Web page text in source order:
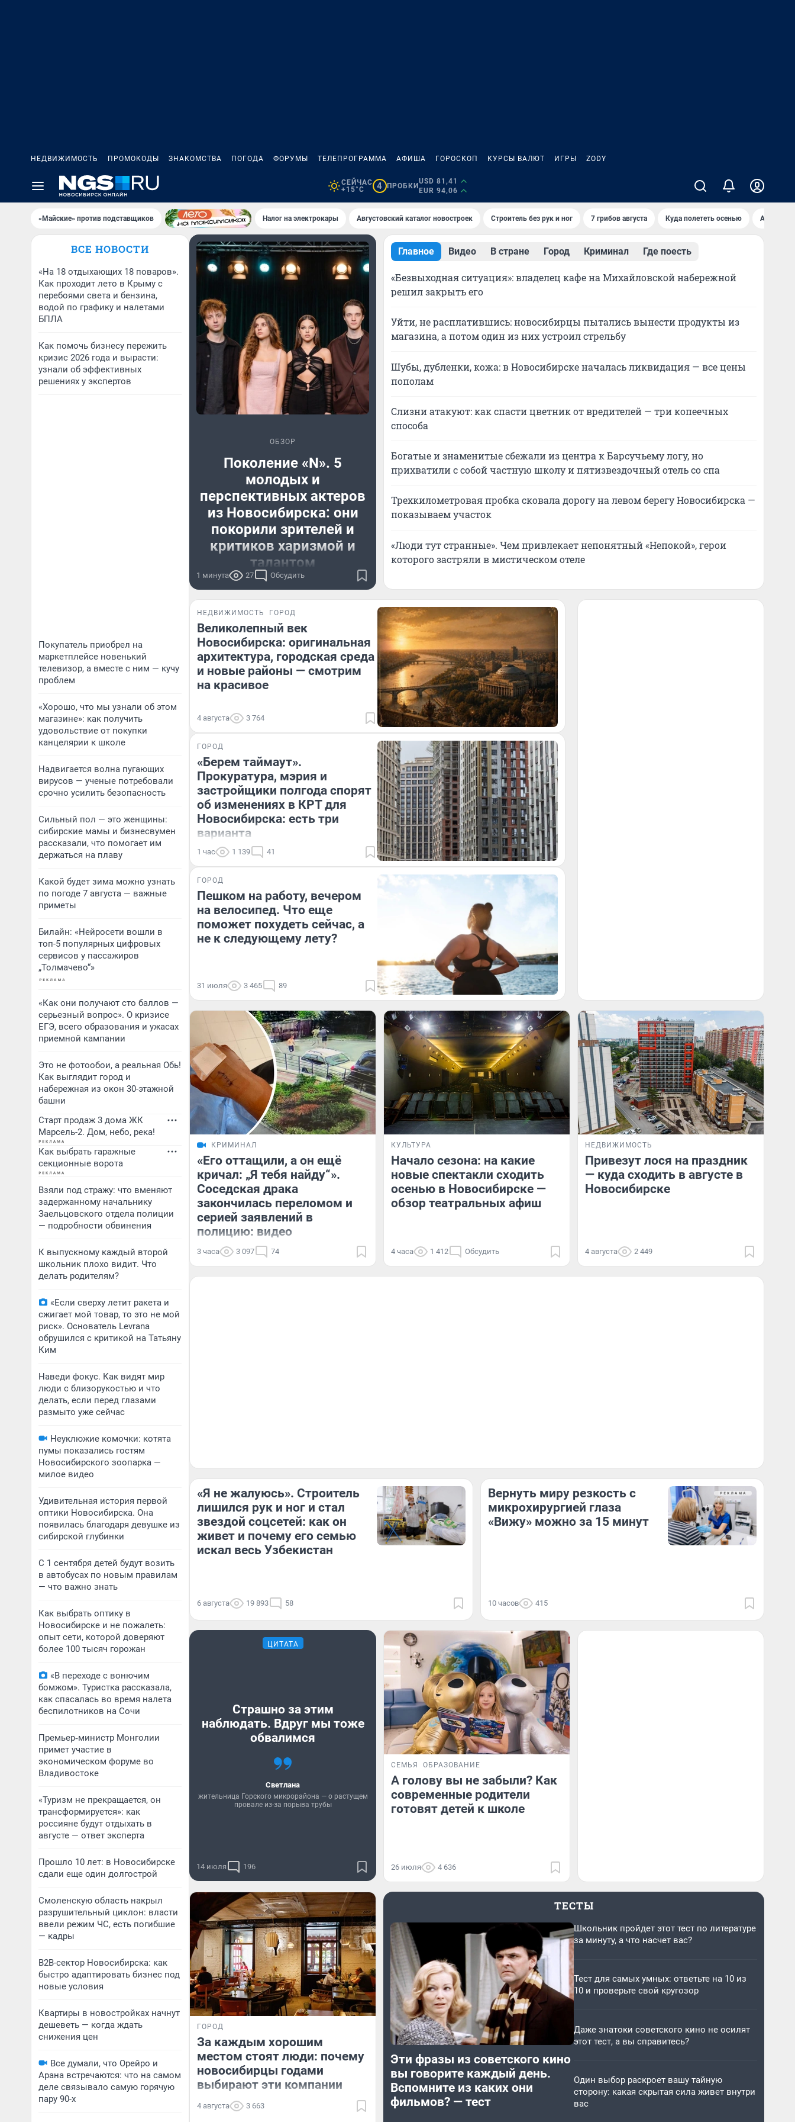
НЕДВИЖИМОСТЬ ПРОМОКОДЫ ЗНАКОМСТВА ПОГОДА ФОРУМЫ ТЕЛЕПРОГРАММА АФИША ГОРОСКОП КУРСЫ ВАЛЮТ ИГРЫ ZODY
СЕЙЧАС
+15°C
4 ПРОБКИ
USD 81,41
EUR 94,06
«Майские» против подставщиков Налог на электрокары Августовский каталог новостроек Строитель без рук и ног 7 грибов августа Куда полететь осенью Афиша на
ВСЕ НОВОСТИ
«На 18 отдыхающих 18 поваров».
Как проходит лето в Крыму с
перебоями света и бензина,
водой по графику и налетами
БПЛА
Как помочь бизнесу пережить
кризис 2026 года и вырасти:
узнали об эффективных
решениях у экспертов
Покупатель приобрел на
маркетплейсе новенький
телевизор, а вместе с ним — кучу
проблем
«Хорошо, что мы узнали об этом
магазине»: как получить
удовольствие от покупки
канцелярии к школе
Надвигается волна пугающих
вирусов — ученые потребовали
срочно усилить безопасность
Сильный пол — это женщины:
сибирские мамы и бизнесвумен
рассказали, что помогает им
держаться на плаву
Какой будет зима можно узнать
по погоде 7 августа — важные
приметы
Билайн: «Нейросети вошли в
топ-5 популярных цифровых
сервисов у пассажиров
„Толмачево“»
«Как они получают сто баллов —
серьезный вопрос». О кризисе
ЕГЭ, всего образования и ужасах
приемной кампании
Это не фотообои, а реальная Обь!
Как выглядит город и
набережная из окон 30-этажной
башни
Старт продаж 3 дома ЖК
Марсель-2. Дом, небо, река!
Как выбрать гаражные
секционные ворота
Взяли под стражу: что вменяют
задержанному начальнику
Заельцовского отдела полиции
— подробности обвинения
К выпускному каждый второй
школьник плохо видит. Что
делать родителям?
«Если сверху летит ракета и
сжигает мой товар, то это не мой
риск». Основатель Levrana
обрушился с критикой на Татьяну
Ким
Наведи фокус. Как видят мир
люди с близорукостью и что
делать, если перед глазами
размыто уже сейчас
Неуклюжие комочки: котята
пумы показались гостям
Новосибирского зоопарка —
милое видео
Удивительная история первой
оптики Новосибирска. Она
появилась благодаря девушке из
сибирской глубинки
С 1 сентября детей будут возить
в автобусах по новым правилам
— что важно знать
Как выбрать оптику в
Новосибирске и не пожалеть:
опыт сети, которой доверяют
более 100 тысяч горожан
«В переходе с вонючим
бомжом». Туристка рассказала,
как спасалась во время налета
беспилотников на Сочи
Премьер‑министр Монголии
примет участие в
экономическом форуме во
Владивостоке
«Туризм не прекращается, он
трансформируется»: как
россияне будут отдыхать в
августе — ответ эксперта
Прошло 10 лет: в Новосибирске
сдали еще один долгострой
Смоленскую область накрыл
разрушительный циклон: власти
ввели режим ЧС, есть погибшие
— кадры
B2B-сектор Новосибирска: как
быстро адаптировать бизнес под
новые условия
Квартиры в новостройках начнут
дешеветь — когда ждать
снижения цен
Все думали, что Орейро и
Арана встречаются: что на самом
деле связывало самую горячую
пару 90-х
ОБЗОР
Поколение «N». 5
молодых и
перспективных актеров
из Новосибирска: они
покорили зрителей и
критиков харизмой и
талантом
Сибиряки уверенно пробиваются в
столичные театры, кино, сериалы
и даже метят в Голливуд
1 минута 27 Обсудить
Главное Видео В стране Город Криминал Где поесть
«Безвыходная ситуация»: владелец кафе на Михайловской набережной
решил закрыть его
Уйти, не расплатившись: новосибирцы пытались вынести продукты из
магазина, а потом один из них устроил стрельбу
Шубы, дубленки, кожа: в Новосибирске началась ликвидация — все цены
пополам
Слизни атакуют: как спасти цветник от вредителей — три копеечных
способа
Богатые и знаменитые сбежали из центра к Барсучьему логу, но
прихватили с собой частную школу и пятизвездочный отель со спа
Трехкилометровая пробка сковала дорогу на левом берегу Новосибирска —
показываем участок
«Люди тут странные». Чем привлекает непонятный «Непокой», герои
которого застряли в мистическом отеле
НЕДВИЖИМОСТЬ ГОРОД
Великолепный век
Новосибирска: оригинальная
архитектура, городская среда
и новые районы — смотрим
на красивое
4 августа 3 764
ГОРОД
«Берем таймаут».
Прокуратура, мэрия и
застройщики полгода спорят
об изменениях в КРТ для
Новосибирска: есть три
варианта
1 час 1 139 41
ГОРОД
Пешком на работу, вечером
на велосипед. Что еще
поможет похудеть сейчас, а
не к следующему лету?
31 июля 3 465 89
КРИМИНАЛ
«Его оттащили, а он ещё
кричал: „Я тебя найду“».
Соседская драка
закончилась переломом и
серией заявлений в
полицию: видео
3 часа 3 097 74
КУЛЬТУРА
Начало сезона: на какие
новые спектакли сходить
осенью в Новосибирске —
обзор театральных афиш
4 часа 1 412 Обсудить
НЕДВИЖИМОСТЬ
Привезут лося на праздник
— куда сходить в августе в
Новосибирске
4 августа 2 449
«Я не жалуюсь». Строитель
лишился рук и ног и стал
звездой соцсетей: как он
живет и почему его семью
искал весь Узбекистан
6 августа 19 893 58
Вернуть миру резкость с
микрохирургией глаза
«Вижу» можно за 15 минут
10 часов 415
ЦИТАТА
Страшно за этим
наблюдать. Вдруг мы тоже
обвалимся
Светлана
жительница Горского микрорайона — о растущем
провале из-за порыва трубы
14 июля 196
СЕМЬЯ ОБРАЗОВАНИЕ
А голову вы не забыли? Как
современные родители
готовят детей к школе
26 июля 4 636
ГОРОД
За каждым хорошим
местом стоят люди: почему
новосибирцы годами
выбирают эти компании
4 августа 3 663
ТЕСТЫ
Эти фразы из советского кино
вы говорите каждый день.
Вспомните из каких они
фильмов? — тест
Школьник пройдет этот тест по литературе
за минуту, а что насчет вас?
Тест для самых умных: ответьте на 10 из
10 и проверьте свой кругозор
Даже знатоки советского кино не осилят
этот тест, а вы справитесь?
Один выбор раскроет вашу тайную
сторону: какая скрытая сила живет внутри
вас